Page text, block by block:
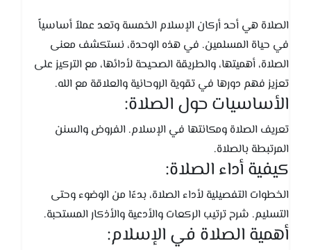
الصلاة هي أحد أركان الإسلام الخمسة وتعد عملاً أساسياً
في حياة المسلمين. في هذه الوحدة، نستكشف معنى
الصلاة، أهميتها، والطريقة الصحيحة لأدائها، مع التركيز على
تعزيز فهم دورها في تقوية الروحانية والعلاقة مع الله.
الأساسيات حول الصلاة:
تعريف الصلاة ومكانتها في الإسلام. الفروض والسنن
المرتبطة بالصلاة.
كيفية أداء الصلاة:
الخطوات التفصيلية لأداء الصلاة، بدءًا من الوضوء وحتى
التسليم. شرح ترتيب الركعات والأدعية والأذكار المستحبة.
أهمية الصلاة في الإسلام: